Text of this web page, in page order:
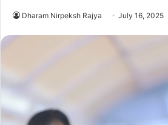
Dharam Nirpeksh Rajya July 16, 2025